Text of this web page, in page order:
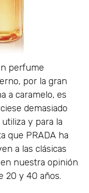
perfume
por la gran
a caramelo, es
demasiado
y para la
que PRADA ha
a las clásicas
nuestra opinión
20 y 40 años.